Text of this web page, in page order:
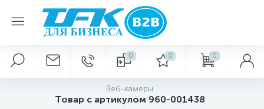
0 0 0
Веб-камеры
Товар с артикулом 960-001438